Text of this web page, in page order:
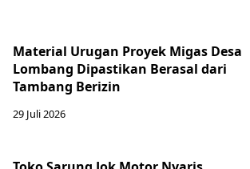
Material Urugan Proyek Migas Desa
Lombang Dipastikan Berasal dari
Tambang Berizin
29 Juli 2026